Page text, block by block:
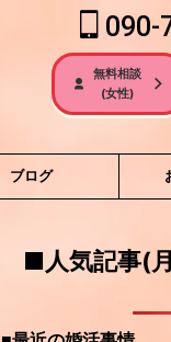
090-
無料相談
(女性)
ブログ
■人気記事(